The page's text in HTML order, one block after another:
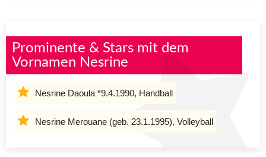
Prominente & Stars mit dem
Vornamen Nesrine
Nesrine Daoula *9.4.1990, Handball
Nesrine Merouane (geb. 23.1.1995), Volleyball